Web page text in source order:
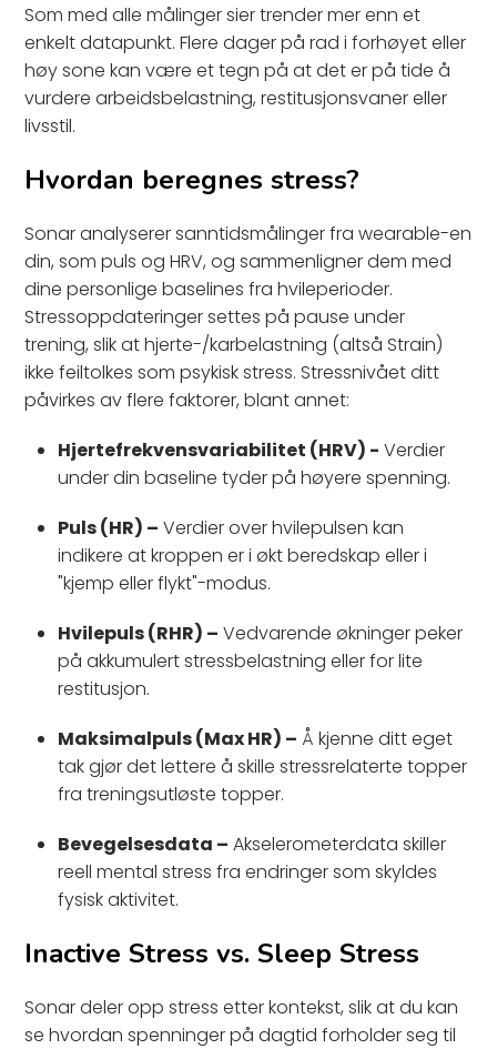
Som med alle målinger sier trender mer enn et
enkelt datapunkt. Flere dager på rad i forhøyet eller
høy sone kan være et tegn på at det er på tide å
vurdere arbeidsbelastning, restitusjonsvaner eller
livsstil.
Hvordan beregnes stress?
Sonar analyserer sanntidsmålinger fra wearable-en
din, som puls og HRV, og sammenligner dem med
dine personlige baselines fra hvileperioder.
Stressoppdateringer settes på pause under
trening, slik at hjerte-/karbelastning (altså Strain)
ikke feiltolkes som psykisk stress. Stressnivået ditt
påvirkes av flere faktorer, blant annet:
Hjertefrekvensvariabilitet (HRV) - Verdier
under din baseline tyder på høyere spenning.
Puls (HR) – Verdier over hvilepulsen kan
indikere at kroppen er i økt beredskap eller i
"kjemp eller flykt"-modus.
Hvilepuls (RHR) – Vedvarende økninger peker
på akkumulert stressbelastning eller for lite
restitusjon.
Maksimalpuls (Max HR) – Å kjenne ditt eget
tak gjør det lettere å skille stressrelaterte topper
fra treningsutløste topper.
Bevegelsesdata – Akselerometerdata skiller
reell mental stress fra endringer som skyldes
fysisk aktivitet.
Inactive Stress vs. Sleep Stress
Sonar deler opp stress etter kontekst, slik at du kan
se hvordan spenninger på dagtid forholder seg til